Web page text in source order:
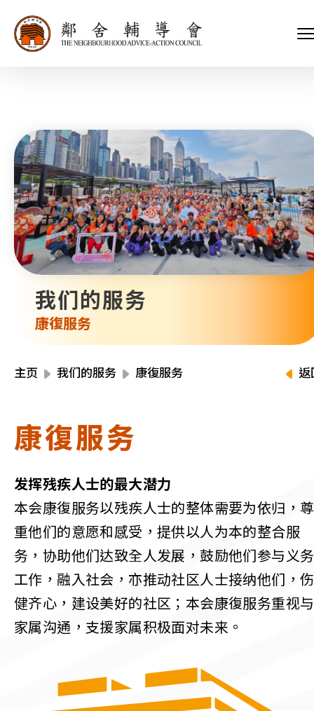
我们的服务
康復服务
主页 我们的服务 康復服务 返
康復服务
发挥残疾人士的最大潜力
本会康復服务以残疾人士的整体需要为依归，尊
重他们的意愿和感受，提供以人为本的整合服
务，协助他们达致全人发展，鼓励他们参与义务
工作，融入社会，亦推动社区人士接纳他们，伤
健齐心，建设美好的社区；本会康復服务重视与
家属沟通，支援家属积极面对未来。
会长、副会长
执行委员会及总幹事
招标项目
关于我们
家庭及儿童福利服务
青少年服务
内地服务
教育服务
医疗衞生服务
社会企业
我们的服务
我们的伙伴
捐款方法
支持我们
新闻稿及媒体报导
会讯及刊物
活动报名
同为世界添笑脸
曲/编曲：郭盖愆 监制：谭子舜